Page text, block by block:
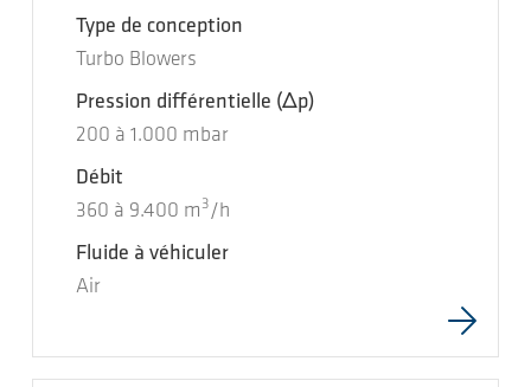
Type de conception
Turbo Blowers
Pression différentielle (Δp)
200 à 1.000 mbar
Débit
360 à 9.400 m 3 /h
Fluide à véhiculer
Air